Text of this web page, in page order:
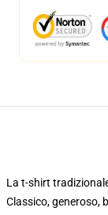
La t-shirt
Classico, generoso,